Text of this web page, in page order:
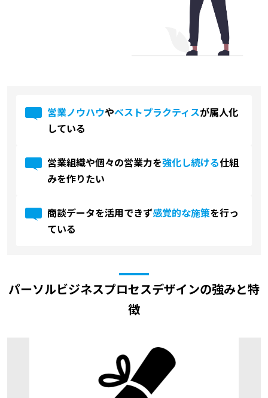
営業ノウハウやベストプラクティスが属人化
している
営業組織や個々の営業力を強化し続ける仕組
みを作りたい
商談データを活用できず感覚的な施策を行っ
ている
パーソルビジネスプロセスデザインの強みと特
徴